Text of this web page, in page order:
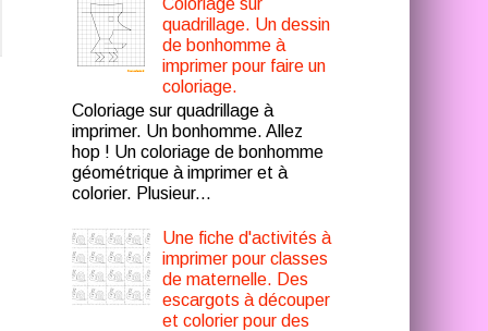
quadrillage. Un dessin
de bonhomme à
imprimer pour faire un
coloriage.
Coloriage sur quadrillage à
imprimer. Un bonhomme. Allez
hop ! Un coloriage de bonhomme
géométrique à imprimer et à
colorier. Plusieur...
Une fiche d'activités à
imprimer pour classes
de maternelle. Des
escargots à découper
et colorier pour des